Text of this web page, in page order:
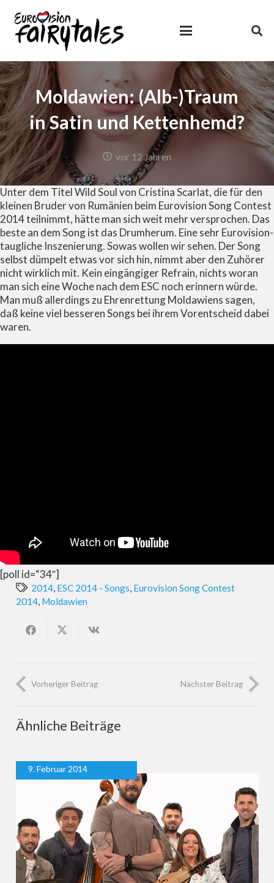
Moldawien: (Alb-)Traum
in Satin und Kettenhemd?
vor 12 Jahren
Unter dem Titel Wild Soul von Cristina Scarlat, die für den
kleinen Bruder von Rumänien beim Eurovision Song Contest
2014 teilnimmt, hätte man sich weit mehr versprochen. Das
beste an dem Song ist das Drumherum. Eine sehr Eurovision-
taugliche Inszenierung. Sowas wollen wir sehen. Der Song
selbst dümpelt etwas vor sich hin, nimmt aber den Zuhörer
nicht wirklich mit. Kein eingängiger Refrain, nichts woran
man sich eine Woche nach dem ESC noch erinnern würde.
Man muß allerdings zu Ehrenrettung Moldawiens sagen,
daß keine viel besseren Songs bei ihrem Vorentscheid dabei
waren.
[poll id=“34″]
2014, ESC 2014 - Songs, Eurovision Song Contest
2014, Moldawien
Vorheriger Beitrag Nächster Beitrag
Ähnliche Beiträge
9. Februar 2014